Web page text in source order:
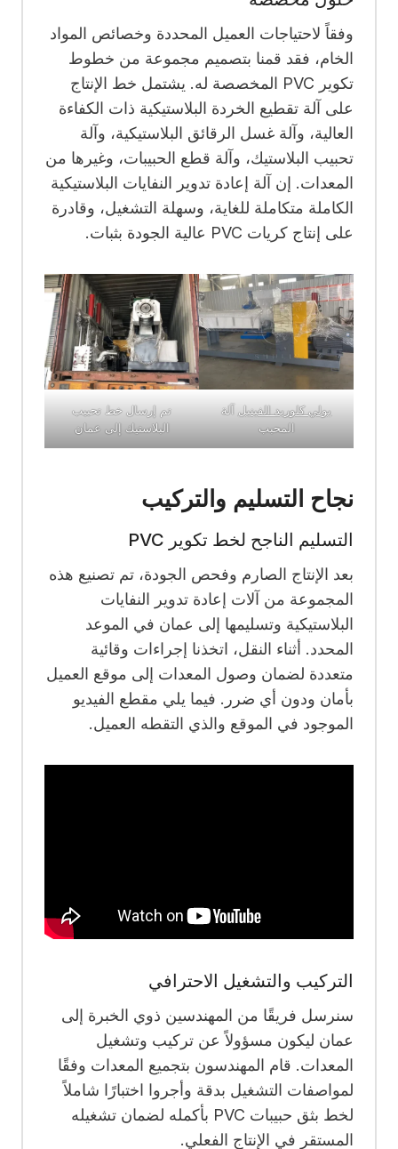
وفقاً لاحتياجات العميل المحددة وخصائص المواد
الخام، فقد قمنا بتصميم مجموعة من خطوط
تكوير PVC المخصصة له. يشتمل خط الإنتاج
على آلة تقطيع الخردة البلاستيكية ذات الكفاءة
العالية، وآلة غسل الرقائق البلاستيكية، وآلة
تحبيب البلاستيك، وآلة قطع الحبيبات، وغيرها من
المعدات. إن آلة إعادة تدوير النفايات البلاستيكية
الكاملة متكاملة للغاية، وسهلة التشغيل، وقادرة
على إنتاج كريات PVC عالية الجودة بثبات.
بولي كلوريد الفينيل آلة
المحبب
تم إرسال خط تحبيب
البلاستيك إلى عمان
نجاح التسليم والتركيب
التسليم الناجح لخط تكوير PVC
بعد الإنتاج الصارم وفحص الجودة، تم تصنيع هذه
المجموعة من آلات إعادة تدوير النفايات
البلاستيكية وتسليمها إلى عمان في الموعد
المحدد. أثناء النقل، اتخذنا إجراءات وقائية
متعددة لضمان وصول المعدات إلى موقع العميل
بأمان ودون أي ضرر. فيما يلي مقطع الفيديو
الموجود في الموقع والذي التقطه العميل.
التركيب والتشغيل الاحترافي
سنرسل فريقًا من المهندسين ذوي الخبرة إلى
عمان ليكون مسؤولاً عن تركيب وتشغيل
المعدات. قام المهندسون بتجميع المعدات وفقًا
لمواصفات التشغيل بدقة وأجروا اختبارًا شاملاً
لخط بثق حبيبات PVC بأكمله
لضمان تشغيله
المستقر في الإنتاج الفعلي.